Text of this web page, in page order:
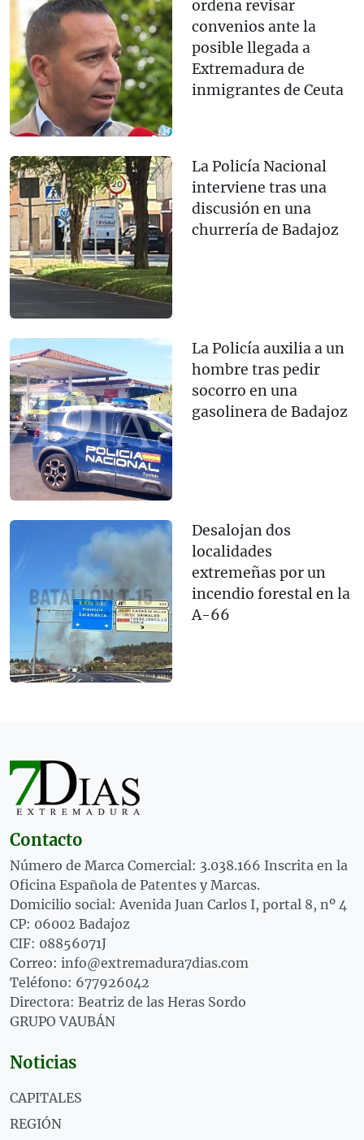
ordena revisar
convenios ante la
posible llegada a
Extremadura de
inmigrantes de Ceuta
La Policía Nacional
interviene tras una
discusión en una
churrería de Badajoz
La Policía auxilia a un
hombre tras pedir
socorro en una
gasolinera de Badajoz
Desalojan dos
localidades
extremeñas por un
incendio forestal en la
A-66
Contacto
Número de Marca Comercial: 3.038.166 Inscrita en la
Oficina Española de Patentes y Marcas.
Domicilio social: Avenida Juan Carlos I, portal 8, nº 4
CP: 06002 Badajoz
CIF: 08856071J
Correo: info@extremadura7dias.com
Teléfono: 677926042
Directora: Beatriz de las Heras Sordo
GRUPO VAUBÁN
Noticias
CAPITALES
REGIÓN